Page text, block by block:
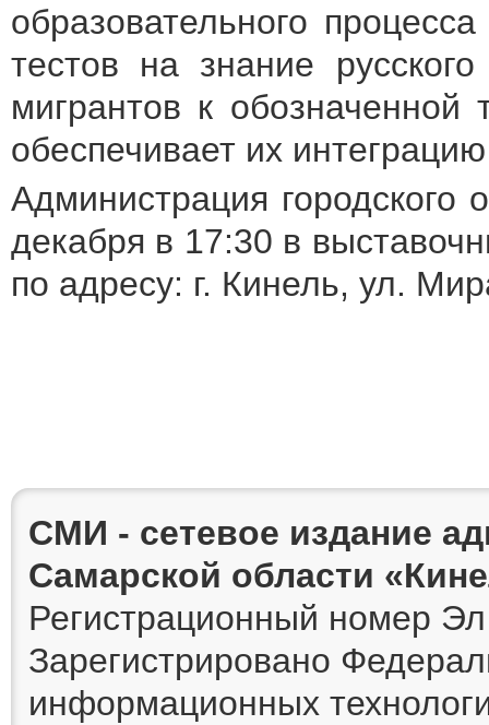
образовательного
тестов на знание
мигрантов к
обеспечивает их
Администрация
декабря в 17:30 в
по адресу: г. Кинель, ул.
СМИ - сетевое издание
Самарской области
Регистрационный номер
Зарегистрировано
информационных